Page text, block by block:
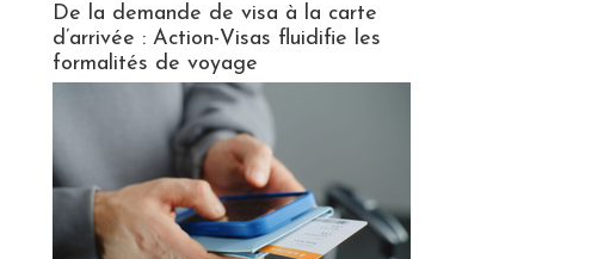
De la demande de visa à la carte
d’arrivée : Action-Visas fluidifie les
formalités de voyage